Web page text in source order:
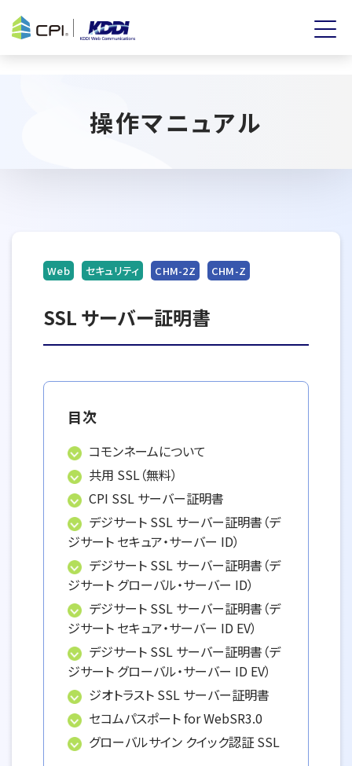
操作マニュアル
Web セキュリティ CHM-2Z CHM-Z
SSL サーバー証明書
目次
コモンネームについて
共用 SSL（無料）
CPI SSL サーバー証明書
デジサート SSL サーバー証明書（デ
ジサート セキュア・サーバー ID）
デジサート SSL サーバー証明書（デ
ジサート グローバル・サーバー ID）
デジサート SSL サーバー証明書（デ
ジサート セキュア・サーバー ID EV）
デジサート SSL サーバー証明書（デ
ジサート グローバル・サーバー ID EV）
ジオトラスト SSL サーバー証明書
セコムパスポート for WebSR3.0
グローバルサイン クイック認証 SSL